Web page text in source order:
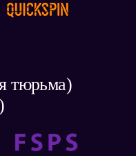
тюрьма)